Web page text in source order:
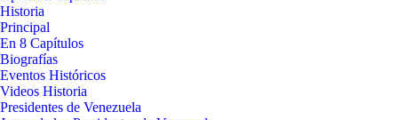
Historia
Principal
En 8 Capítulos
Biografías
Eventos Históricos
Videos Historia
Presidentes de Venezuela